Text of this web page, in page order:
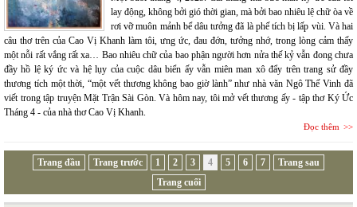
lay động, không bởi gió thời gian, mà bởi bao nhiêu lệ chữ òa về
rơi vỡ muôn mảnh bể dâu tưởng đã là phế tích bị lấp vùi. Và hai
câu thơ trên của Cao Vị Khanh làm tôi, ưng ức, đau đớn, tưởng nhớ, trong lòng cảm thấy
một nỗi rất vắng rất xa… Bao nhiêu chữ của bao phận người hơn nửa thế kỷ vẫn đong chưa
đầy hồ lệ ký ức và hệ lụy của cuộc dâu biển ấy vẫn miên man xô đẩy trên trang sử đầy
thương tích một thời, “một vết thương không bao giờ lành” như nhà văn Ngô Thế Vinh đã
viết trong tập truyện Mặt Trận Sài Gòn. Và hôm nay, tôi mở vết thương ấy - tập thơ Ký Ức
Tháng 4 - của nhà thơ Cao Vị Khanh.
Đọc thêm
Trang đầu Trang trước 1 2 3 4 5 6 7
Trang sau
Trang cuối